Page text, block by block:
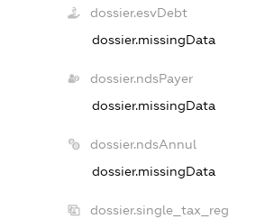
dossier.esvDebt
dossier.missingData
dossier.ndsPayer
dossier.missingData
dossier.ndsAnnul
dossier.missingData
dossier.single_tax_reg